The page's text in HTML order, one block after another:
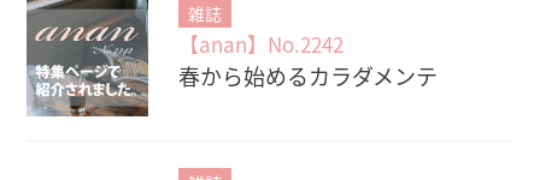
雑誌
【anan】No.2242
春から始めるカラダメンテ